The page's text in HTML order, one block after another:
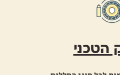
הטכני